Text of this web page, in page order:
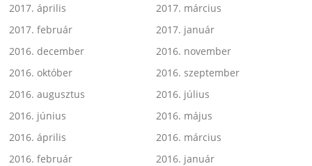
2017. április
2017. március
2017. február
2017. január
2016. december
2016. november
2016. október
2016. szeptember
2016. augusztus
2016. július
2016. június
2016. május
2016. április
2016. március
2016. február
2016. január